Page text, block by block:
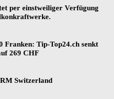
per einstweiliger Verfügung
Tip-Top24.ch senkt
269 CHF
Switzerland